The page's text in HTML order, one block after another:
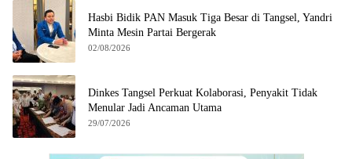
Hasbi Bidik PAN Masuk Tiga Besar di Tangsel, Yandri
Minta Mesin Partai Bergerak
02/08/2026
Dinkes Tangsel Perkuat Kolaborasi, Penyakit Tidak
Menular Jadi Ancaman Utama
29/07/2026